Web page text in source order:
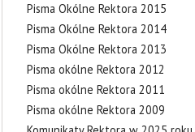
Pisma Okólne Rektora 2015
Pisma Okólne Rektora 2014
Pisma Okólne Rektora 2013
Pisma okólne Rektora 2012
Pisma okólne Rektora 2011
Pisma okólne Rektora 2009